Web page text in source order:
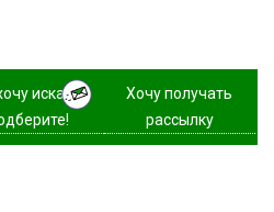
искать,
Хочу получать
рассылку